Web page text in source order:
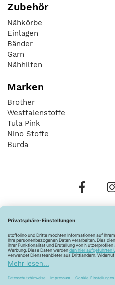
Zubehör
Nähkörbe
Einlagen
Bänder
Garn
Nähhilfen
Marken
Brother
Westfalenstoffe
Tula Pink
Nino Stoffe
Burda
Widerrufsbelehrung
Barrierefreiheitserklärung